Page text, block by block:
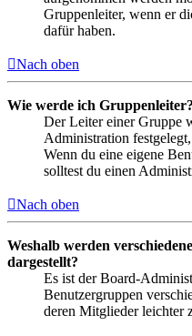
Gruppenleiter, wenn er
dafür haben.
Nach oben
Wie werde ich Gruppenleiter?
Der Leiter einer Gruppe
Administration
Wenn du eine eigene
solltest du einen
Nach oben
Weshalb werden
dargestellt?
Es ist der Board-
Benutzergruppen
deren Mitglieder leichter